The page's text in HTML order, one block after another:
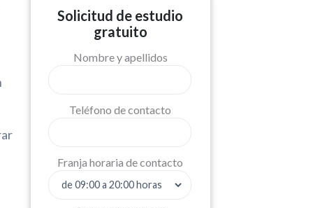
Solicitud de estudio
gratuito
Nombre y apellidos
Teléfono de contacto
Franja horaria de contacto